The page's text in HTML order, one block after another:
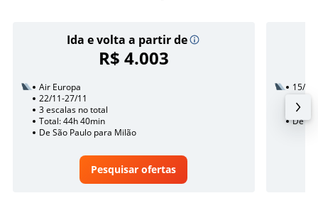
Ida e volta a partir de
R$ 4.003
Air Europa
22/11-27/11
3 escalas no total
Total: 44h 40min
De São Paulo para Milão
Pesquisar ofertas
15/11
2
De